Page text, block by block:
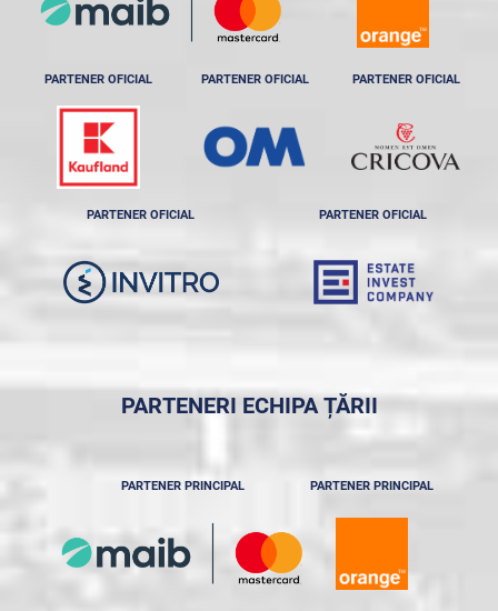
PARTENER OFICIAL PARTENER OFICIAL PARTENER OFICIAL
PARTENER OFICIAL PARTENER OFICIAL
PARTENERI ECHIPA ȚĂRII
PARTENER PRINCIPAL PARTENER PRINCIPAL